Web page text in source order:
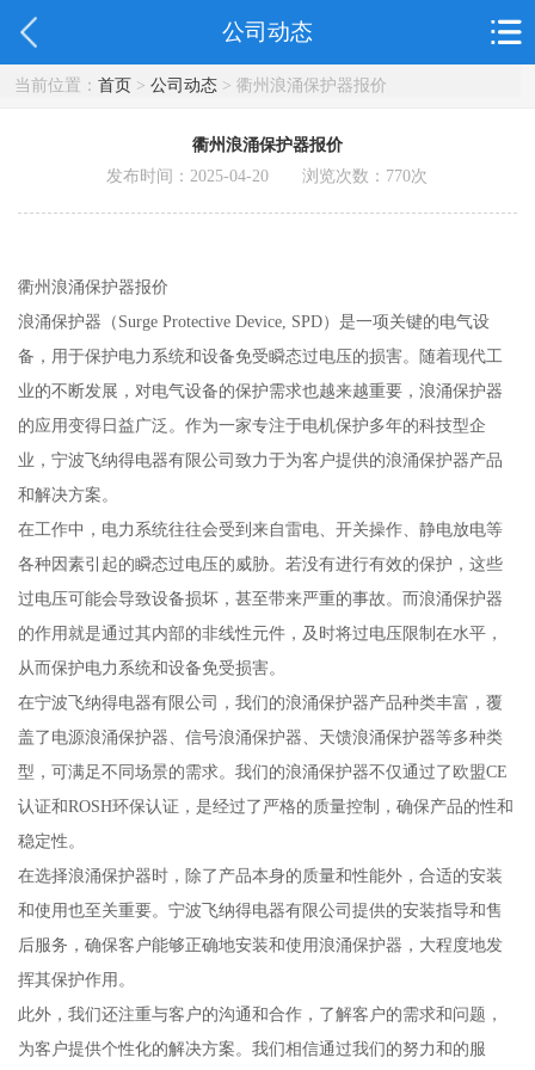
公司动态
当前位置： 首页> 公司动态> 衢州浪涌保护器报价
衢州浪涌保护器报价
发布时间：2025-04-20 浏览次数： 770次
衢州浪涌保护器报价
浪涌保护器（Surge Protective Device, SPD）是一项关键的电气设
备，用于保护电力系统和设备免受瞬态过电压的损害。随着现代工
业的不断发展，对电气设备的保护需求也越来越重要，浪涌保护器
的应用变得日益广泛。作为一家专注于电机保护多年的科技型企
业，宁波飞纳得电器有限公司致力于为客户提供的浪涌保护器产品
和解决方案。
在工作中，电力系统往往会受到来自雷电、开关操作、静电放电等
各种因素引起的瞬态过电压的威胁。若没有进行有效的保护，这些
过电压可能会导致设备损坏，甚至带来严重的事故。而浪涌保护器
的作用就是通过其内部的非线性元件，及时将过电压限制在水平，
从而保护电力系统和设备免受损害。
在宁波飞纳得电器有限公司，我们的浪涌保护器产品种类丰富，覆
盖了电源浪涌保护器、信号浪涌保护器、天馈浪涌保护器等多种类
型，可满足不同场景的需求。我们的浪涌保护器不仅通过了欧盟CE
认证和ROSH环保认证，是经过了严格的质量控制，确保产品的性和
稳定性。
在选择浪涌保护器时，除了产品本身的质量和性能外，合适的安装
和使用也至关重要。宁波飞纳得电器有限公司提供的安装指导和售
后服务，确保客户能够正确地安装和使用浪涌保护器，大程度地发
挥其保护作用。
此外，我们还注重与客户的沟通和合作，了解客户的需求和问题，
为客户提供个性化的解决方案。我们相信通过我们的努力和的服